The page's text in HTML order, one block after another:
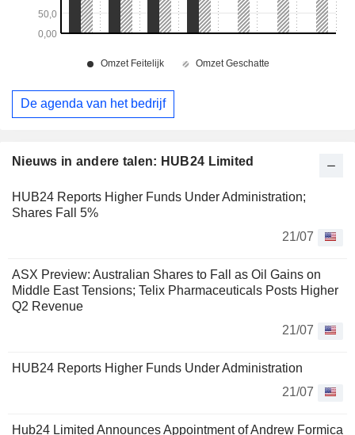
Nieuws in andere talen: HUB24 Limited
HUB24 Reports Higher Funds Under Administration;
Shares Fall 5%
21/07
ASX Preview: Australian Shares to Fall as Oil Gains on
Middle East Tensions; Telix Pharmaceuticals Posts Higher
Q2 Revenue
21/07
HUB24 Reports Higher Funds Under Administration
21/07
Hub24 Limited Announces Appointment of Andrew Formica
De agenda van het bedrijf